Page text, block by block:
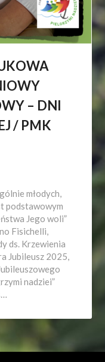
– DNI
/ PMK
młodych,
podstawowym
Jego woli”
Fisichelli,
ds. Krzewienia
Jubileusz 2025,
nadziei”